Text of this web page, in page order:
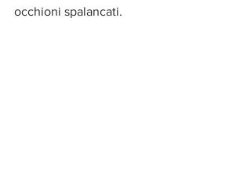
occhioni spalancati.